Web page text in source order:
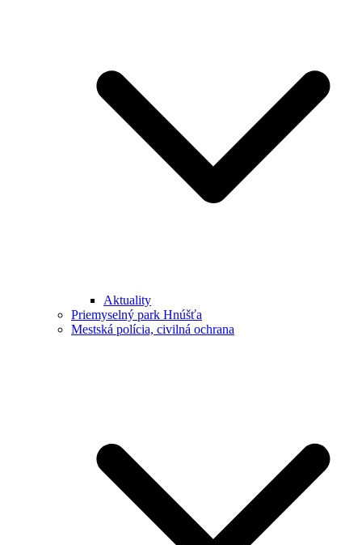
Aktuality
Priemyselný park Hnúšťa
Mestská polícia, civilná ochrana